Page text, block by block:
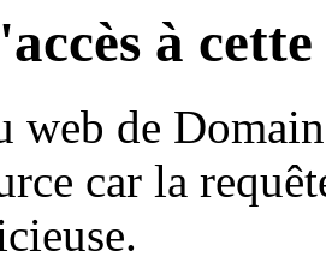
à
web de
car la